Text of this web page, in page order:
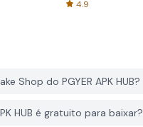
4.9
Shop do PGYER APK HUB?
HUB é gratuito para baixar?